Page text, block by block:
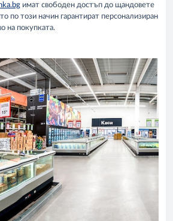
имат свободен достъп до щандовете
по този начин гарантират персонализиран
на покупката.